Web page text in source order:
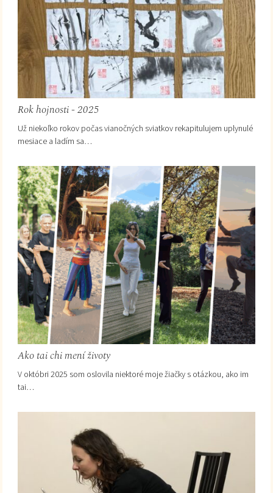
Rok hojnosti - 2025
Už niekoľko rokov počas vianočných sviatkov rekapitulujem uplynulé
mesiace a ladím sa…
Ako tai chi mení životy
V októbri 2025 som oslovila niektoré moje žiačky s otázkou, ako im
tai…